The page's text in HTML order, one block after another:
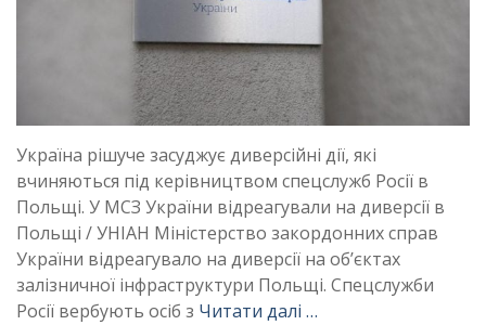
Україна рішуче засуджує диверсійні дії, які
вчиняються під керівництвом спецслужб Росії в
Польщі. У МСЗ України відреагували на диверсії в
Польщі / УНІАН Міністерство закордонних справ
України відреагувало на диверсії на об’єктах
залізничної інфраструктури Польщі. Спецслужби
Росії вербують осіб з Читати далі …